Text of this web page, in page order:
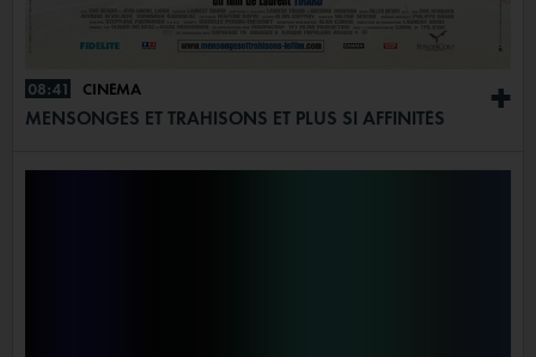
+
08:41 CINÉMA
MENSONGES ET TRAHISONS ET PLUS SI AFFINITÉS